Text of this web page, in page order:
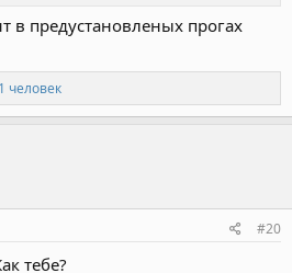
в предустановленых прогах
человек
#20
тебе?